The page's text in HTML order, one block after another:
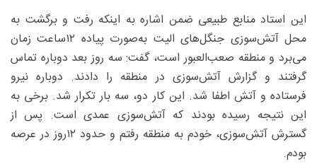
این استاد منابع طبیعی ضمن اشاره به اینکه رفت و برگشت به
محل آتش‌سوزی جنگل‌های الیت به‌صورت پیاده ۱۲ساعت زمان
می‌برد و منطقه صعب‌العبور است، گفت: سه روز بعد دوباره تماس
گرفتند و گزارش آتش‌سوزی در منطقه را دادند. دوباره نیرو
فرستاده و آتش اطفا شد. این کار دو، سه بار تکرار شد. برخی به
این نتیجه رسیده بودند که آتش‌سوزی‌ عمدی است. پس از
گسترش آتش‌سوزی، خودم به منطقه رفتم و حدود ۱۲روز در عرصه
بودم.